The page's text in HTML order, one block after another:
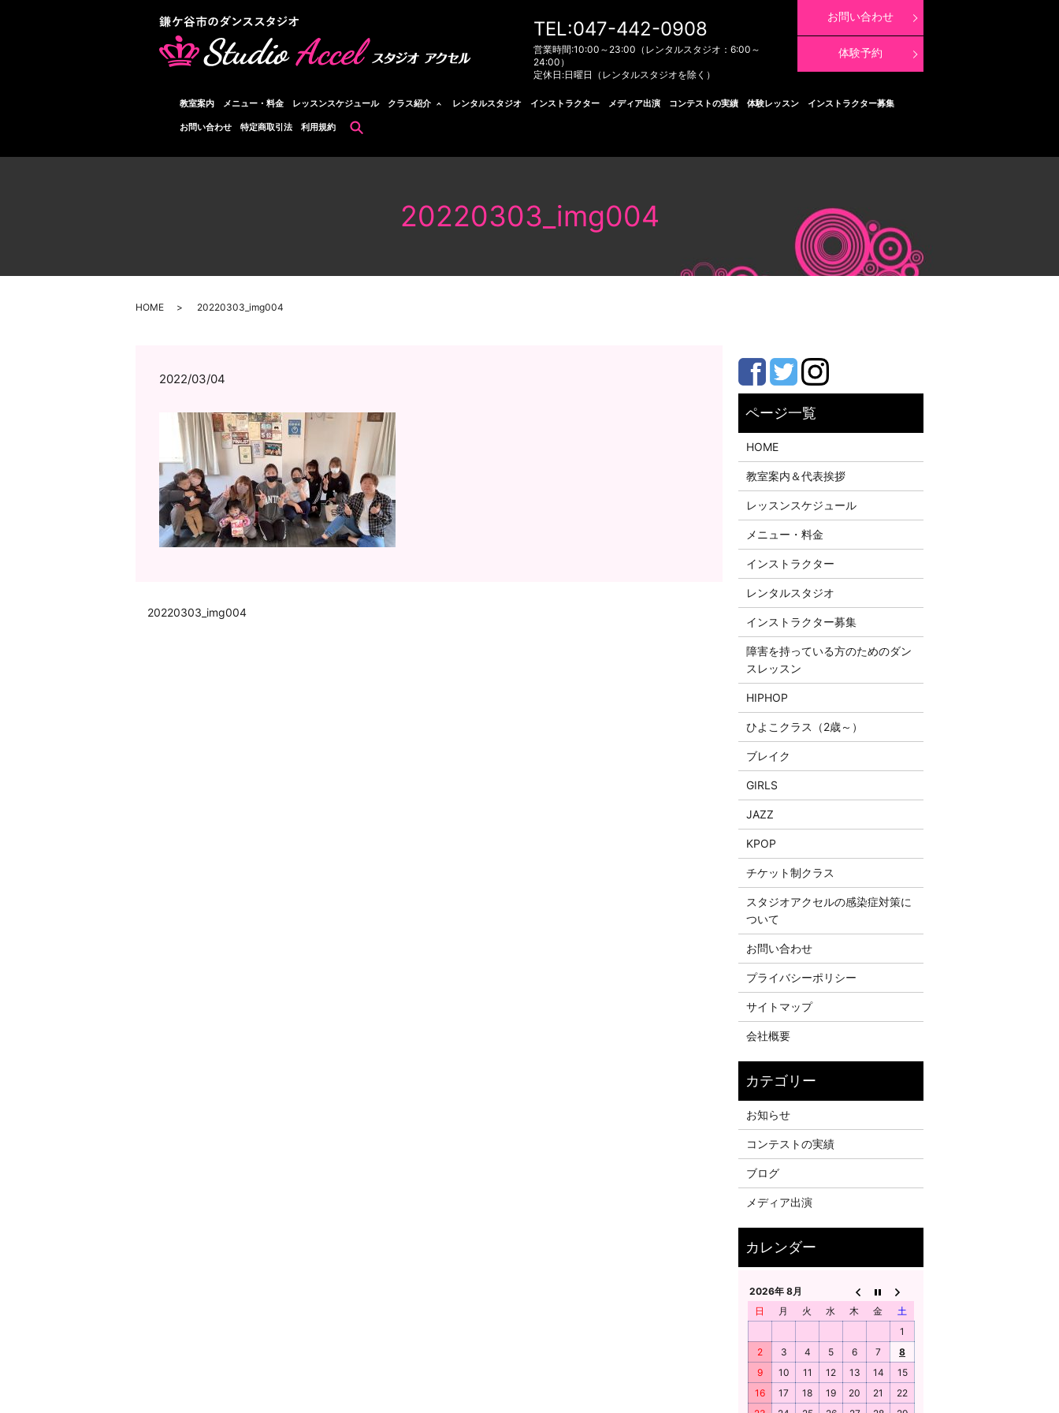
教室案内 メニュー・料金 レッスンスケジュール クラス紹介 レンタルスタジオ インストラクター メディア出演 コンテストの実績 体験レッスン インストラクター募集
お問い合わせ 特定商取引法 利用規約
TEL:047-442-0908
営業時間:10:00～23:00（レンタルスタジオ：6:00～
24:00）
定休日:日曜日（レンタルスタジオを除く）
お問い合わせ
体験予約
20220303_img004
HOME 20220303_img004
2022/03/04
20220303_img004
HOME
教室案内＆代表挨拶
レッスンスケジュール
メニュー・料金
インストラクター
レンタルスタジオ
インストラクター募集
障害を持っている方のためのダン
スレッスン
HIPHOP
ひよこクラス（2歳～）
ブレイク
GIRLS
JAZZ
KPOP
チケット制クラス
スタジオアクセルの感染症対策に
ついて
お問い合わせ
プライバシーポリシー
サイトマップ
会社概要
お知らせ
コンテストの実績
ブログ
メディア出演
2026年 8月
日
月 火 水 木 金
土
1
2
3 4 5 6 7
8
9
10 11 12 13 14
15
16
17 18 19 20 21
22